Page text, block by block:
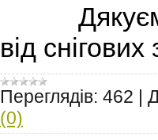
Дякуємо
від снігових
Переглядів: 462 |
(0)